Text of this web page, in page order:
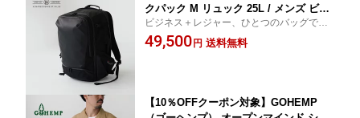
クパック M リュック 25L / メンズ ビジ
ネス レジャー
ビジネス＋レジャー、ひとつのバッグで完
結。
49,500 円 送料無料
【10％OFFクーポン対象】GOHEMP